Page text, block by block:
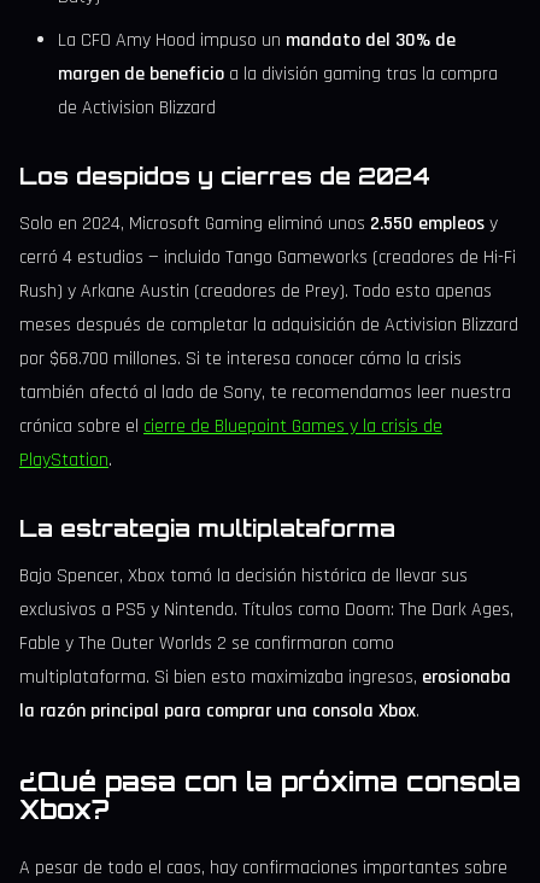
La CFO Amy Hood impuso un mandato del 30% de
margen de beneficio a la división gaming tras la compra
de Activision Blizzard
Los despidos y cierres de 2024
Solo en 2024, Microsoft Gaming eliminó unos 2.550 empleosy
cerró 4 estudios — incluido Tango Gameworks (creadores de Hi-Fi
Rush) y Arkane Austin (creadores de Prey). Todo esto apenas
meses después de completar la adquisición de Activision Blizzard
por $68.700 millones. Si te interesa conocer cómo la crisis
también afectó al lado de Sony, te recomendamos leer nuestra
crónica sobre el cierre de Bluepoint Games y la crisis de
PlayStation.
La estrategia multiplataforma
Bajo Spencer, Xbox tomó la decisión histórica de llevar sus
exclusivos a PS5 y Nintendo. Títulos como Doom: The Dark Ages,
Fable y The Outer Worlds 2 se confirmaron como
multiplataforma. Si bien esto maximizaba ingresos, erosionaba
la razón principal para comprar una consola Xbox.
¿Qué pasa con la próxima consola
Xbox?
A pesar de todo el caos, hay confirmaciones importantes sobre